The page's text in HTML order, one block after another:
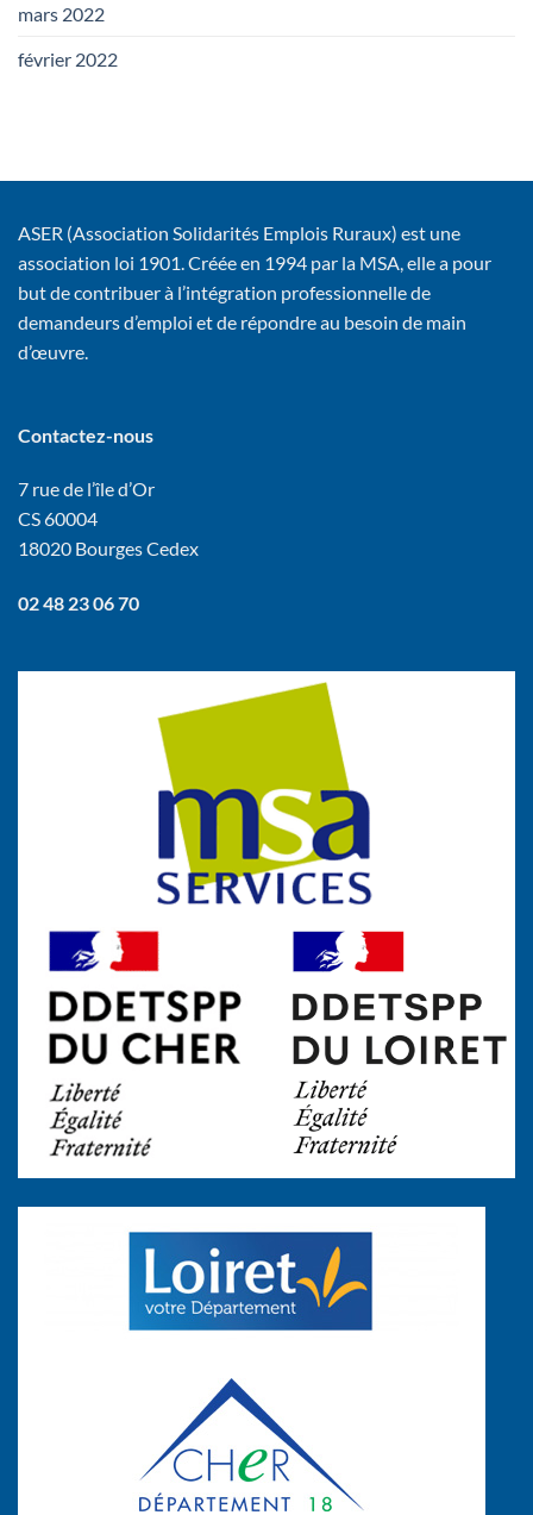
mars 2022
février 2022
ASER (Association Solidarités Emplois Ruraux) est une
association loi 1901. Créée en 1994 par la MSA, elle a pour
but de contribuer à l’intégration professionnelle de
demandeurs d’emploi et de répondre au besoin de main
d’œuvre.
Contactez-nous
7 rue de l’île d’Or
CS 60004
18020 Bourges Cedex
02 48 23 06 70